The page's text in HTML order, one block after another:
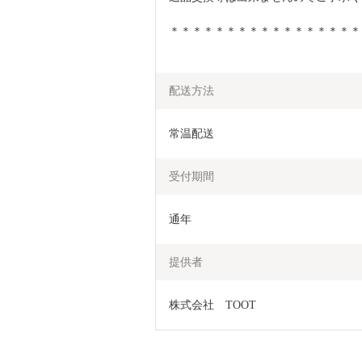
＊＊＊＊＊＊＊＊＊＊＊＊＊＊＊＊
配送方法
常温配送
受付期間
通年
提供者
株式会社　TOOT